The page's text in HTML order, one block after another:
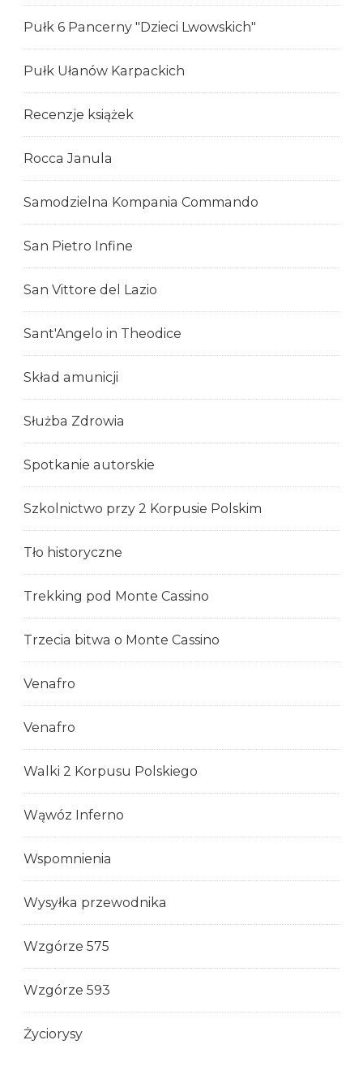
Pułk 6 Pancerny "Dzieci Lwowskich"
Pułk Ułanów Karpackich
Recenzje książek
Rocca Janula
Samodzielna Kompania Commando
San Pietro Infine
San Vittore del Lazio
Sant'Angelo in Theodice
Skład amunicji
Służba Zdrowia
Spotkanie autorskie
Szkolnictwo przy 2 Korpusie Polskim
Tło historyczne
Trekking pod Monte Cassino
Trzecia bitwa o Monte Cassino
Venafro
Venafro
Walki 2 Korpusu Polskiego
Wąwóz Inferno
Wspomnienia
Wysyłka przewodnika
Wzgórze 575
Wzgórze 593
Życiorysy